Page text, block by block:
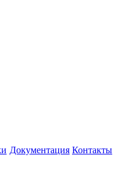
Документация Контакты